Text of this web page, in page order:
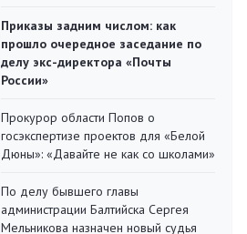
Приказы задним числом: как
прошло очередное заседание по
делу экс-директора «Почты
России»
Прокурор области Попов о
госэкспертизе проектов для «Белой
Дюны»: «Давайте не как со школами»
По делу бывшего главы
администрации Балтийска Сергея
Мельникова назначен новый судья